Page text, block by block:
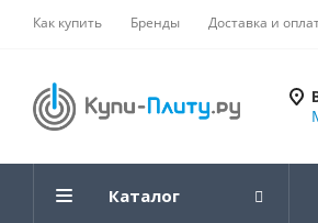
Как купить Бренды Доставка и
Каталог